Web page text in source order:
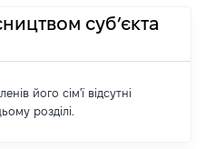
суб’єкта
його сім'ї відсутні
розділі.